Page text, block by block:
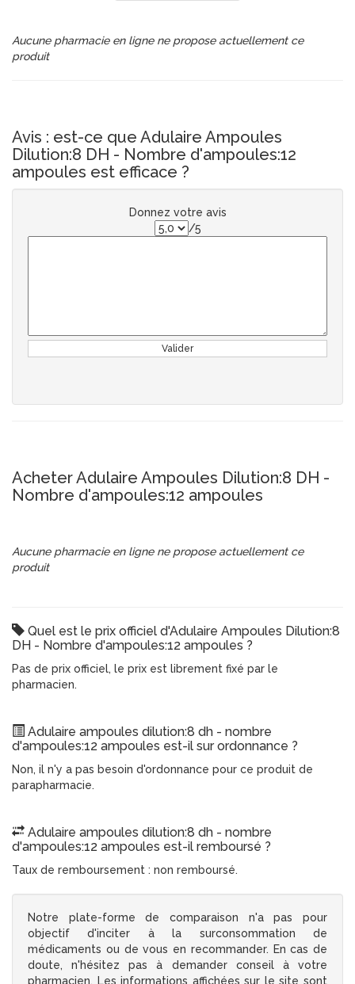
Aucune pharmacie en ligne ne propose actuellement ce
produit
Avis : est-ce que Adulaire Ampoules
Dilution:8 DH - Nombre d'ampoules:12
ampoules est efficace ?
Donnez votre avis
/5
Valider
Acheter Adulaire Ampoules Dilution:8 DH -
Nombre d'ampoules:12 ampoules
Aucune pharmacie en ligne ne propose actuellement ce
produit
Quel est le prix officiel d'Adulaire Ampoules Dilution:8
DH - Nombre d'ampoules:12 ampoules ?
Pas de prix officiel, le prix est librement fixé par le
pharmacien.
Adulaire ampoules dilution:8 dh - nombre
d'ampoules:12 ampoules est-il sur ordonnance ?
Non, il n'y a pas besoin d'ordonnance pour ce produit de
parapharmacie.
Adulaire ampoules dilution:8 dh - nombre
d'ampoules:12 ampoules est-il remboursé ?
Taux de remboursement : non remboursé.
Notre plate-forme de comparaison n'a pas pour
objectif d'inciter à la surconsommation de
médicaments ou de vous en recommander. En cas de
doute, n'hésitez pas à demander conseil à votre
pharmacien. Les informations affichées sur le site sont